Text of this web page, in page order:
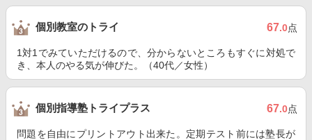
個別教室のトライ 67.0点
1対1でみていただけるので、分からないところもすぐに対処で
き、本人のやる気が伸びた。（40代／女性）
個別指導塾トライプラス 67.0点
問題を自由にプリントアウト出来た。定期テスト前には塾長が